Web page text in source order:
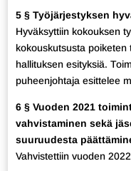
5 § Työjärjestyksen
Hyväksyttiin kokouksen
kokouskutsusta
hallituksen esityksiä.
puheenjohtaja esittelee
6 § Vuoden 2021
vahvistaminen sekä
suuruudesta
Vahvistettiin vuoden